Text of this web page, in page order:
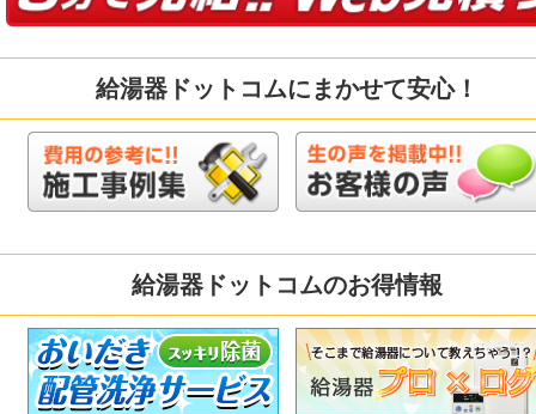
給湯器ドットコムにまかせて安心！
給湯器ドットコムのお得情報